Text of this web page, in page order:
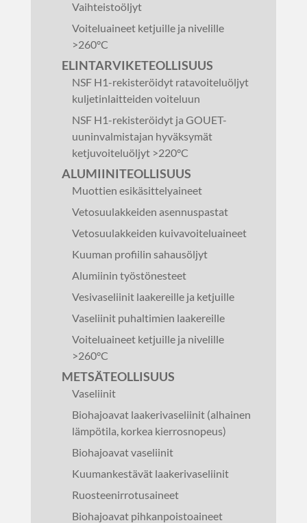
Vaihteistoöljyt
Voiteluaineet ketjuille ja nivelille
>260°C
ELINTARVIKETEOLLISUUS
NSF H1-rekisteröidyt ratavoiteluöljyt
kuljetinlaitteiden voiteluun
NSF H1-rekisteröidyt ja GOUET-
uuninvalmistajan hyväksymät
ketjuvoiteluöljyt >220°C
ALUMIINITEOLLISUUS
Muottien esikäsittelyaineet
Vetosuulakkeiden asennuspastat
Vetosuulakkeiden kuivavoiteluaineet
Kuuman profiilin sahausöljyt
Alumiinin työstönesteet
Vesivaseliinit laakereille ja ketjuille
Vaseliinit puhaltimien laakereille
Voiteluaineet ketjuille ja nivelille
>260°C
METSÄTEOLLISUUS
Vaseliinit
Biohajoavat laakerivaseliinit (alhainen
lämpötila, korkea kierrosnopeus)
Biohajoavat vaseliinit
Kuumankestävät laakerivaseliinit
Ruosteenirrotusaineet
Biohajoavat pihkanpoistoaineet